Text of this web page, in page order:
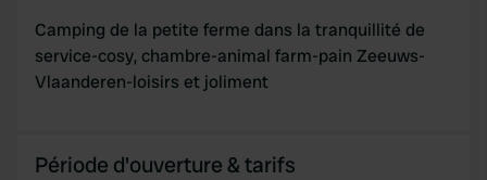
Camping de la petite ferme dans la tranquillité de
service-cosy, chambre-animal farm-pain Zeeuws-
Vlaanderen-loisirs et joliment
Période d'ouverture & tarifs